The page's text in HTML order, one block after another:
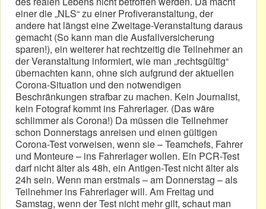
einer die „NLS“ zu einer Profiveranstaltung, der
andere hat längst eine Zweitage-Veranstaltung daraus
gemacht (So kann man die Ausfallversicherung
sparen!), ein weiterer hat rechtzeitig die Teilnehmer an
der Veranstaltung informiert, wie man „rechtsgültig“
übernachten kann, ohne sich aufgrund der aktuellen
Corona-Situation und den notwendigen
Beschränkungen strafbar zu machen. Kein Journalist,
kein Fotograf kommt ins Fahrerlager. (Das wäre
schlimmer als Corona!) Da müssen die Teilnehmer
schon Donnerstags anreisen und einen gültigen
Corona-Test vorweisen, wenn sie – Teamchefs, Fahrer
und Monteure – ins Fahrerlager wollen. Ein PCR-Test
darf nicht älter als 48h, ein Antigen-Test nicht älter als
24h sein. Wenn man erstmals – am Donnerstag – als
Teilnehmer ins Fahrerlager will. Am Freitag und
Samstag, wenn der Test nicht mehr gilt, schaut man